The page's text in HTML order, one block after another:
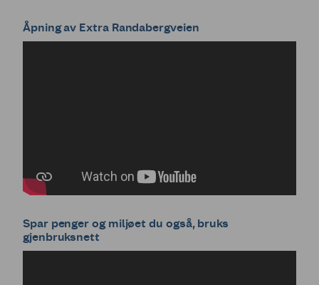
Åpning av Extra Randabergveien
Spar penger og miljøet du også, bruks
gjenbruksnett